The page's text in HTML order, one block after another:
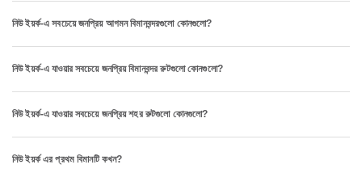
নিউ ইয়র্ক-এ সবচেয়ে জনপ্রিয় আগমন বিমানবন্দরগুলো কোনগুলো?
নিউ ইয়র্ক-এ যাওয়ার সবচেয়ে জনপ্রিয় বিমানবন্দর রুটগুলো কোনগুলো?
নিউ ইয়র্ক-এ যাওয়ার সবচেয়ে জনপ্রিয় শহর রুটগুলো কোনগুলো?
নিউ ইয়র্ক এর প্রথম বিমানটি কখন?